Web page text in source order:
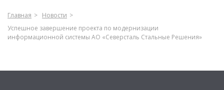
Главная
Новости
Успешное завершение проекта по модернизации
информационной системы АО «Северсталь Стальные Решения»